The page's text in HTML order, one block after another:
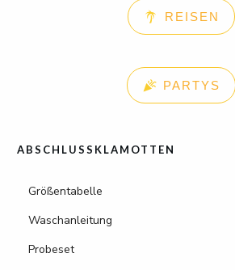
REISEN
PARTYS
ABSCHLUSSKLAMOTTEN
Größentabelle
Waschanleitung
Probeset